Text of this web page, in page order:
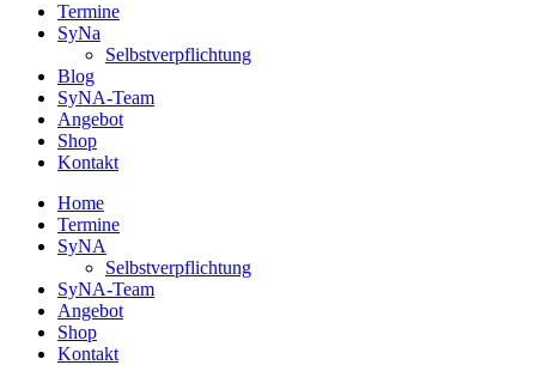
Termine
SyNa
Selbstverpflichtung
Blog
SyNA-Team
Angebot
Shop
Kontakt
Home
Termine
SyNA
Selbstverpflichtung
SyNA-Team
Angebot
Shop
Kontakt